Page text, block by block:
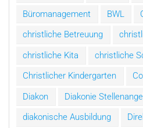
Büromanagement
BWL
christliche Betreuung
christliche Kita
christliche
Christlicher Kindergarten
Diakon
Diakonie
diakonische Ausbildung